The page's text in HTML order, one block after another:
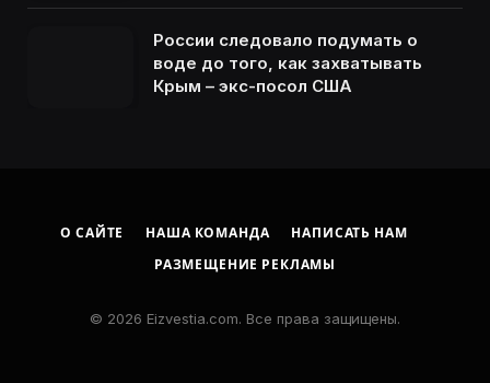
России следовало подумать о
воде до того, как захватывать
Крым – экс-посол США
О САЙТЕ НАША КОМАНДА
НАПИСАТЬ НАМ
РАЗМЕЩЕНИЕ РЕКЛАМЫ
© 2026 Eizvestia.com. Все права защищены.